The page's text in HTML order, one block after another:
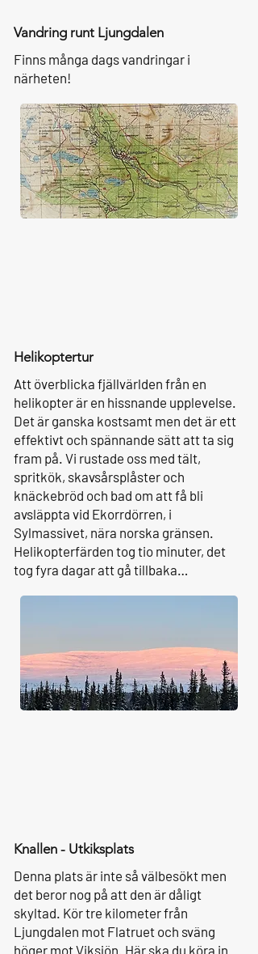
Vandring runt Ljungdalen
Finns många dags vandringar i
närheten!
Helikoptertur
Att överblicka fjällvärlden från en
helikopter är en hissnande upplevelse.
Det är ganska kostsamt men det är ett
effektivt och spännande sätt att ta sig
fram på. Vi rustade oss med tält,
spritkök, skavsårsplåster och
knäckebröd och bad om att få bli
avsläppta vid Ekorrdörren, i
Sylmassivet, nära norska gränsen.
Helikopterfärden tog tio minuter, det
tog fyra dagar att gå tillbaka…
Knallen - Utkiksplats
Denna plats är inte så välbesökt men
det beror nog på att den är dåligt
skyltad. Kör tre kilometer från
Ljungdalen mot Flatruet och sväng
höger mot Viksjön. Här ska du köra in